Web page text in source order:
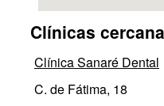
Clínicas
Clínica Sanaré Dental
C. de Fátima, 18